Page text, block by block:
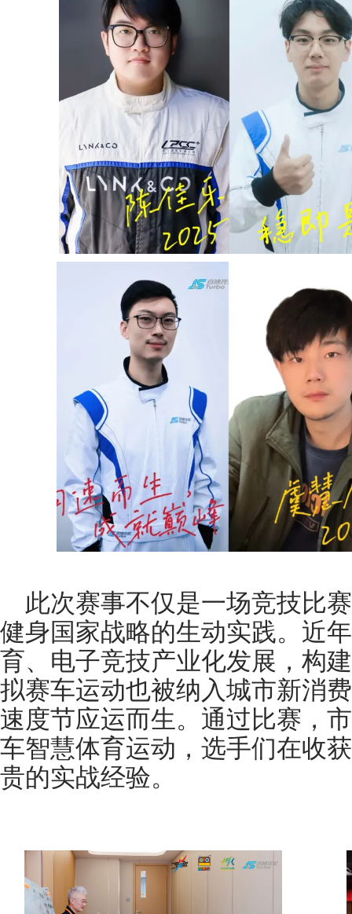
此次赛事不仅是一场竞技比
健身国家战略的生动实践。近
育、电子竞技产业化发展，构
拟赛车运动也被纳入城市新消
速度节应运而生。通过比赛，
车智慧体育运动，选手们在收
贵的实战经验。